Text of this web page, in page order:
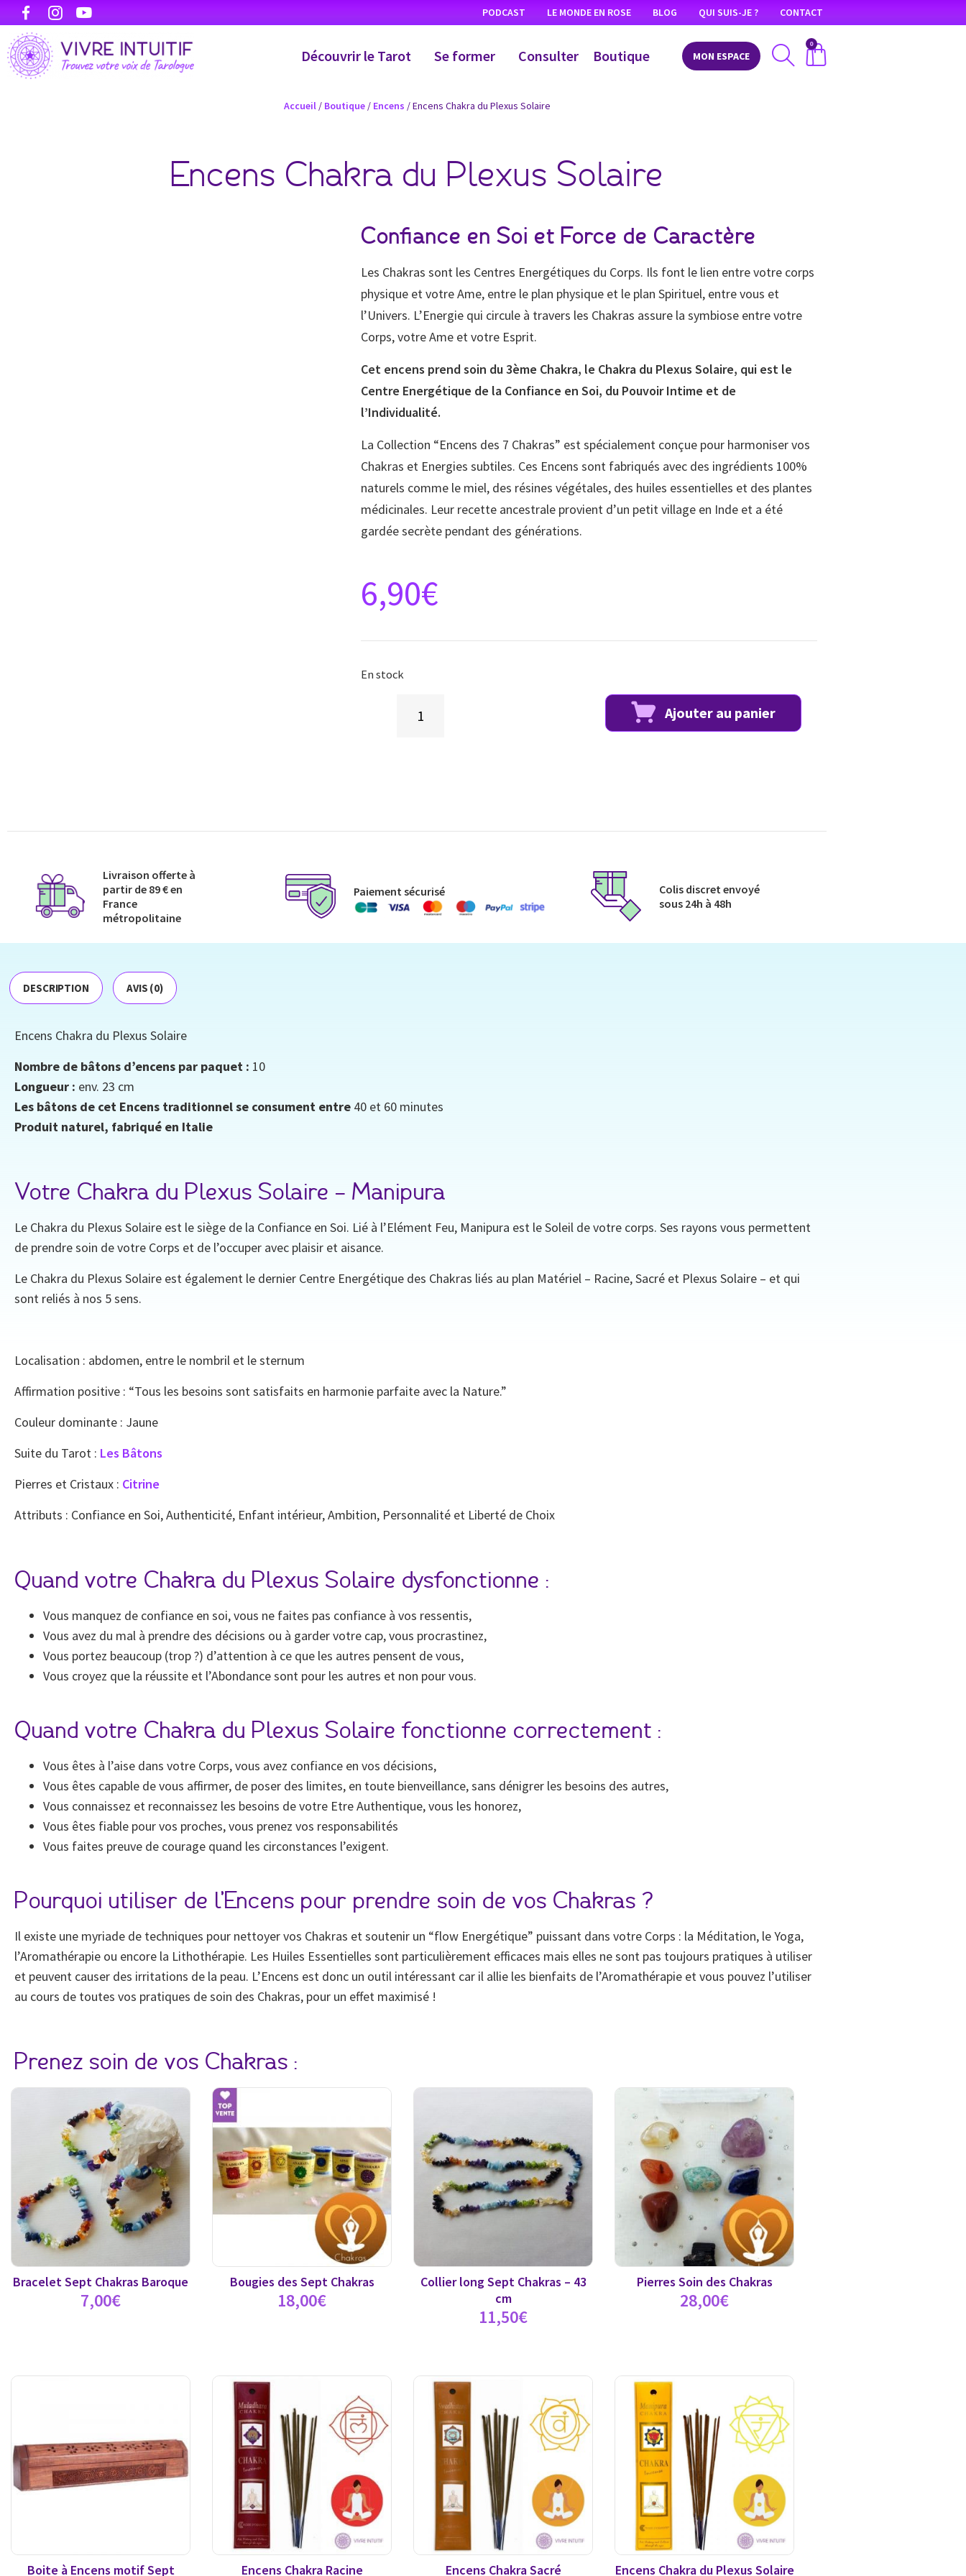
PODCAST LE MONDE EN ROSE BLOG QUI SUIS-JE ? CONTACT
Découvrir le Tarot Se former Consulter Boutique MON ESPACE
0
Accueil/ Boutique/ Encens / Encens Chakra du Plexus Solaire
Encens Chakra du Plexus Solaire
Confiance en Soi et Force de Caractère
Les Chakras sont les Centres Energétiques du Corps. Ils font le lien entre votre corps
physique et votre Ame, entre le plan physique et le plan Spirituel, entre vous et
l’Univers. L’Energie qui circule à travers les Chakras assure la symbiose entre votre
Corps, votre Ame et votre Esprit.
Cet encens prend soin du 3ème Chakra, le Chakra du Plexus Solaire, qui est le
Centre Energétique de la Confiance en Soi, du Pouvoir Intime et de
l’Individualité.
La Collection “Encens des 7 Chakras” est spécialement conçue pour harmoniser vos
Chakras et Energies subtiles. Ces Encens sont fabriqués avec des ingrédients 100%
naturels comme le miel, des résines végétales, des huiles essentielles et des plantes
médicinales. Leur recette ancestrale provient d’un petit village en Inde et a été
gardée secrète pendant des générations.
6,90€
En stock
Ajouter au panier
Livraison offerte à
partir de 89 € en
France
métropolitaine​
Paiement sécurisé
Colis discret envoyé​
sous 24h à 48h​
DESCRIPTION AVIS (0)
Encens Chakra du Plexus Solaire
Nombre de bâtons d’encens par paquet : 10
Longueur : env. 23 cm
Les bâtons de cet Encens traditionnel se consument entre 40 et 60 minutes
Produit naturel, fabriqué en Italie
Votre Chakra du Plexus Solaire – Manipura
Le Chakra du Plexus Solaire est le siège de la Confiance en Soi. Lié à l’Elément Feu, Manipura est le Soleil de votre corps. Ses rayons vous permettent
de prendre soin de votre Corps et de l’occuper avec plaisir et aisance.
Le Chakra du Plexus Solaire est également le dernier Centre Energétique des Chakras liés au plan Matériel – Racine, Sacré et Plexus Solaire – et qui
sont reliés à nos 5 sens.
Localisation : abdomen, entre le nombril et le sternum
Affirmation positive : “Tous les besoins sont satisfaits en harmonie parfaite avec la Nature.”
Couleur dominante : Jaune
Suite du Tarot : Les Bâtons
Pierres et Cristaux : Citrine
Attributs : Confiance en Soi, Authenticité, Enfant intérieur, Ambition, Personnalité et Liberté de Choix
Quand votre Chakra du Plexus Solaire dysfonctionne :
Vous manquez de confiance en soi, vous ne faites pas confiance à vos ressentis,
Vous avez du mal à prendre des décisions ou à garder votre cap, vous procrastinez,
Vous portez beaucoup (trop ?) d’attention à ce que les autres pensent de vous,
Vous croyez que la réussite et l’Abondance sont pour les autres et non pour vous.
Quand votre Chakra du Plexus Solaire fonctionne correctement :
Vous êtes à l’aise dans votre Corps, vous avez confiance en vos décisions,
Vous êtes capable de vous affirmer, de poser des limites, en toute bienveillance, sans dénigrer les besoins des autres,
Vous connaissez et reconnaissez les besoins de votre Etre Authentique, vous les honorez,
Vous êtes fiable pour vos proches, vous prenez vos responsabilités
Vous faites preuve de courage quand les circonstances l’exigent.
Pourquoi utiliser de l’Encens pour prendre soin de vos Chakras ?
Il existe une myriade de techniques pour nettoyer vos Chakras et soutenir un “flow Energétique” puissant dans votre Corps : la Méditation, le Yoga,
l’Aromathérapie ou encore la Lithothérapie. Les Huiles Essentielles sont particulièrement efficaces mais elles ne sont pas toujours pratiques à utiliser
et peuvent causer des irritations de la peau. L’Encens est donc un outil intéressant car il allie les bienfaits de l’Aromathérapie et vous pouvez l’utiliser
au cours de toutes vos pratiques de soin des Chakras, pour un effet maximisé !
Prenez soin de vos Chakras :
Bracelet Sept Chakras Baroque
7,00€
Bougies des Sept Chakras
18,00€
Collier long Sept Chakras – 43
cm
11,50€
Pierres Soin des Chakras
28,00€
Boite à Encens motif Sept Encens Chakra Racine Encens Chakra Sacré Encens Chakra du Plexus Solaire